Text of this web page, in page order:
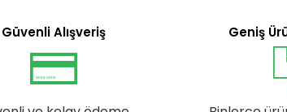
Güvenli Alışveriş Geniş